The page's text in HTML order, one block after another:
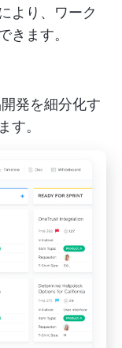
より、ワーク
きます。
発を細分化す
す。